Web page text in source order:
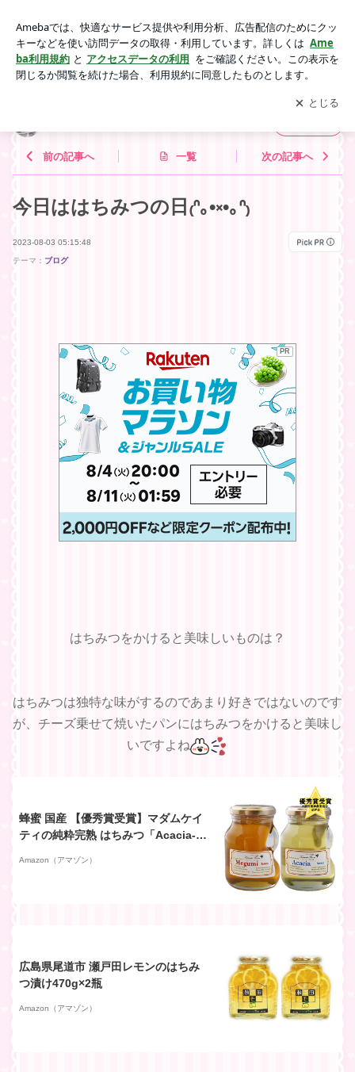
♡♡♡
アプリをダウンロードして ブログの更新通知
を受け取りまし
ょう。
開く
前の記事へ 一覧 次の記事へ
今日ははちみつの日₍ᐢ｡•༝•｡ᐢ₎
2023-08-03 05:15:48
テーマ： ブログ
PR
はちみつをかけると美味しいものは？
はちみつは独特な味がするのであまり好きではないのです
が、チーズ乗せて焼いたパンにはちみつをかけると美味し
いですよね
蜂蜜 国産 【優秀賞受賞】マダムケイ
ティの純粋完熟 はちみつ「Acacia-ア
ット アカシア230g、めぐみ250g
Amazon（アマゾン）
広島県尾道市 瀬戸田レモンのはちみ
つ漬け470g×2瓶
Amazon（アマゾン）